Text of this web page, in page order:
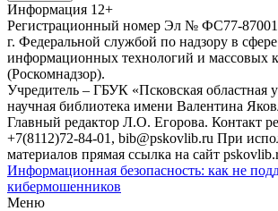
Информация 12+
Регистрационный номер Эл № ФС77-
г. Федеральной службой по надзору в сфере
информационных технологий и массовых
(Роскомнадзор).
Учредитель – ГБУК «Псковская областная
научная библиотека имени Валентина
Главный редактор Л.О. Егорова. Контакт
+7(8112)72-84-01, bib@pskovlib.ru При
материалов прямая ссылка на сайт
Информационная безопасность: как не
кибермошенников
Меню